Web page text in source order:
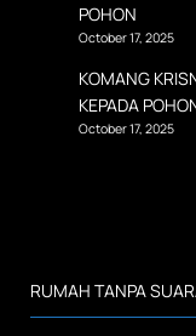
POHON
October 17, 2025
KOMANG
KEPADA
October 17, 2025
RUMAH TANPA